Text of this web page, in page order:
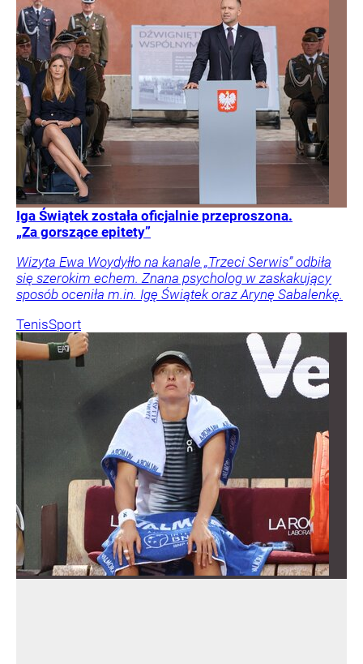
Iga Świątek została oficjalnie przeproszona.
„Za gorszące epitety”
Wizyta Ewa Woydyłło na kanale „Trzeci Serwis” odbiła
się szerokim echem. Znana psycholog w zaskakujący
sposób oceniła m.in. Igę Świątek oraz Arynę Sabalenkę.
TenisSport